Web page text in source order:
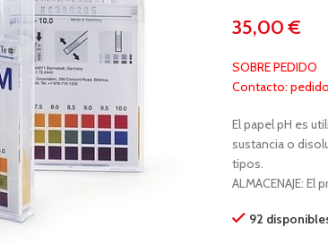
€
SOBRE PEDIDO
Contacto:
El papel pH es
sustancia o
tipos.
ALMACENAJE:
92